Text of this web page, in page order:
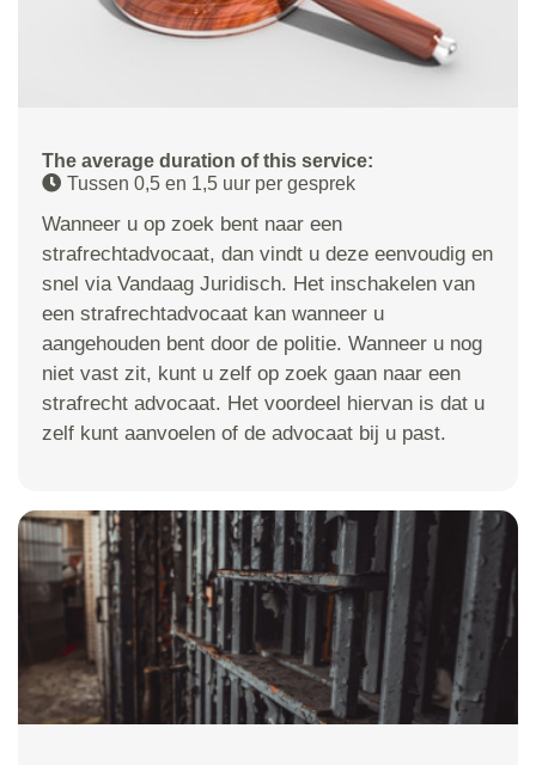
The average duration of this service:
Tussen 0,5 en 1,5 uur per gesprek
Wanneer u op zoek bent naar een
strafrechtadvocaat, dan vindt u deze eenvoudig en
snel via Vandaag Juridisch. Het inschakelen van
een strafrechtadvocaat kan wanneer u
aangehouden bent door de politie. Wanneer u nog
niet vast zit, kunt u zelf op zoek gaan naar een
strafrecht advocaat. Het voordeel hiervan is dat u
zelf kunt aanvoelen of de advocaat bij u past.